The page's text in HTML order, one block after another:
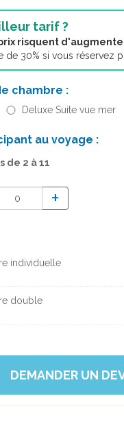
tarif ?
risquent
de 30% si vous réservez
chambre :
Deluxe Suite vue mer
au voyage :
de 2 à 11
+
individuelle
double
DEMANDER UN